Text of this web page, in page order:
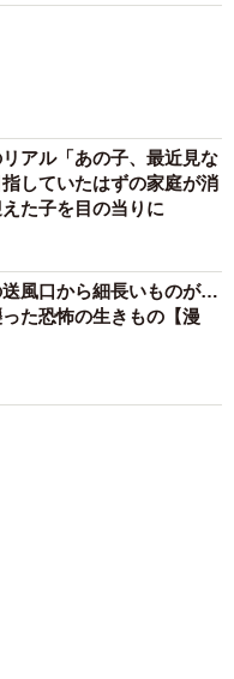
明は受けておらず 、事
銀行振込を提案しまし
ない」と断られたとい
留だけでした。
「なぜこちらが追加負
う疑問が頭を離れなか
送風口から細長いものが…
た恐怖の生きもの【漫